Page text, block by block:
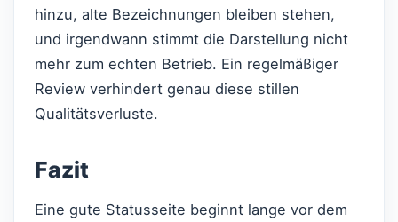
hinzu, alte Bezeichnungen bleiben stehen,
und irgendwann stimmt die Darstellung nicht
mehr zum echten Betrieb. Ein regelmäßiger
Review verhindert genau diese stillen
Qualitätsverluste.
Fazit
Eine gute Statusseite beginnt lange vor dem